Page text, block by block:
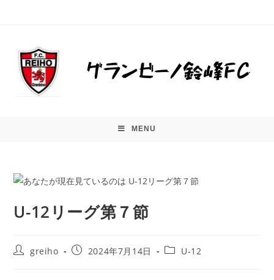
MENU
U-12リーグ第７節
greiho 2024年7月14日 U-12